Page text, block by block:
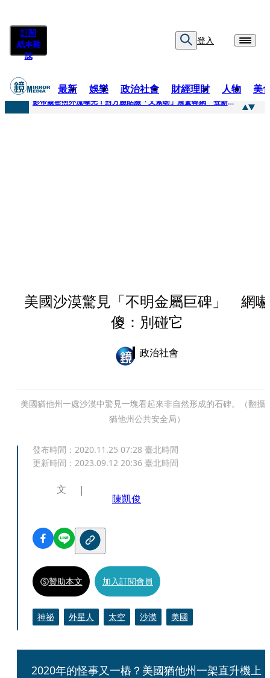
訂閱
紙本雜
誌
登入
最新 娛樂 政治社會 財經理財 人物 美
快訊
影帝親密照外流曝光！對方臉貼臉「又索吻」震驚韓網 登新聞熱搜第一
美國沙漠驚見「不明金屬巨碑」 網嚇
傻：別碰它
政治社會
美國猶他州一處沙漠中驚見一塊看起來非自然形成的石碑。（翻攝
猶他州公共安全局）
發布時間： 2020.11.25 07:28 臺北時間
更新時間： 2023.09.12 20:36 臺北時間
文
陳凱俊
贊助本文 加入訂閱會員
神祕 外星人 太空 沙漠 美國
2020年的怪事又一樁？美國猶他州一架直升機上